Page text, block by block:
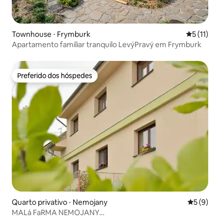
Townhouse ⋅ Frymburk 5 de uma
5 (11)
Apartamento familiar tranquilo LevýPravý em Frymburk
Preferido dos hóspedes
Preferido dos hóspedes
Quarto privativo ⋅ Nemojany 5 de
5 (9)
MALá FaRMA NEMOJANY